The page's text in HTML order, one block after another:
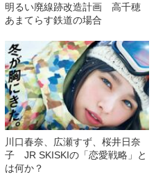
明るい廃線跡改造計画 高千穂
あまてらす鉄道の場合
川口春奈、広瀬すず、桜井日奈
子 JR SKISKIの「恋愛戦略」と
は何か？